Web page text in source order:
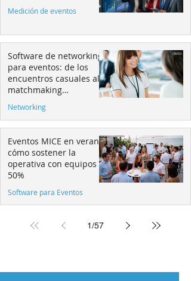
Medición de eventos
Software de networking
para eventos: de los
encuentros casuales al
matchmaking
estratégico
Networking
Eventos MICE en verano:
cómo sostener la
operativa con equipos al
50%
Software para Eventos
1/57